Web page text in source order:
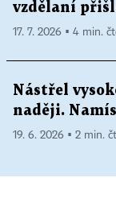
vzdělaní
17. 7. 2026 ▪ 4 min.
Nástřel
naději.
19. 6. 2026 ▪ 2 min.